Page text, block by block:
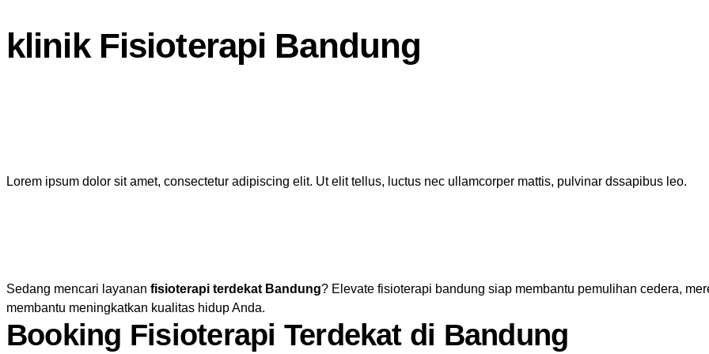
klinik Fisioterapi Bandung
Lorem ipsum dolor sit amet, consectetur adipiscing elit. Ut elit tellus, luctus nec ullamcorper mattis, pulvinar dssapibus leo.
Sedang mencari layanan fisioterapi terdekat Bandung? Elevate fisioterapi bandung siap membantu pemulihan cedera,
membantu meningkatkan kualitas hidup Anda.
Booking Fisioterapi Terdekat di Bandung